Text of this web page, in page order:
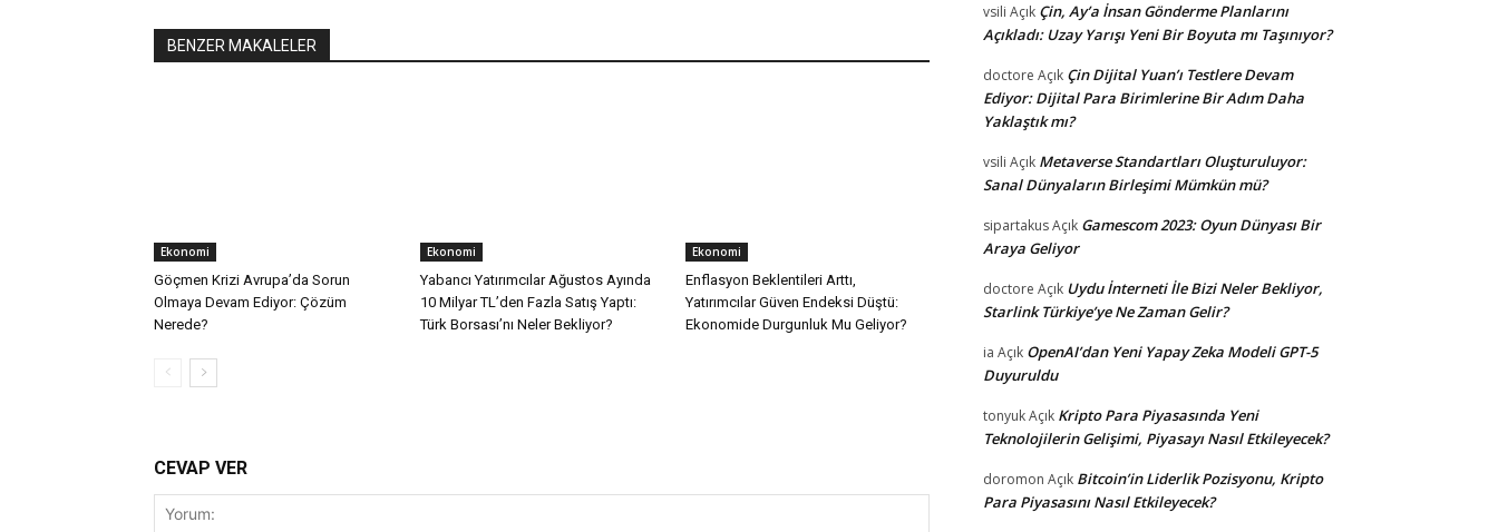
BENZER MAKALELER
Ekonomi
Göçmen Krizi Avrupa’da Sorun
Olmaya Devam Ediyor: Çözüm
Nerede?
Ekonomi
Yabancı Yatırımcılar Ağustos Ayında
10 Milyar TL’den Fazla Satış Yaptı:
Türk Borsası’nı Neler Bekliyor?
Ekonomi
Enflasyon Beklentileri Arttı,
Yatırımcılar Güven Endeksi Düştü:
Ekonomide Durgunluk Mu Geliyor?
CEVAP VER
vsili Açık Çin, Ay’a İnsan Gönderme Planlarını
Açıkladı: Uzay Yarışı Yeni Bir Boyuta mı Taşınıyor?
doctore Açık Çin Dijital Yuan’ı Testlere Devam
Ediyor: Dijital Para Birimlerine Bir Adım Daha
Yaklaştık mı?
vsili Açık Metaverse Standartları Oluşturuluyor:
Sanal Dünyaların Birleşimi Mümkün mü?
sipartakusAçık Gamescom 2023: Oyun Dünyası Bir
Araya Geliyor
doctore Açık Uydu İnterneti İle Bizi Neler Bekliyor,
Starlink Türkiye’ye Ne Zaman Gelir?
ia Açık OpenAI’dan Yeni Yapay Zeka Modeli GPT-5
Duyuruldu
tonyukAçık Kripto Para Piyasasında Yeni
Teknolojilerin Gelişimi, Piyasayı Nasıl Etkileyecek?
doromon Açık Bitcoin’in Liderlik Pozisyonu, Kripto
Para Piyasasını Nasıl Etkileyecek?